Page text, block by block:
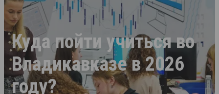
Куда пойти учиться во
Владикавказе в 2026
году?